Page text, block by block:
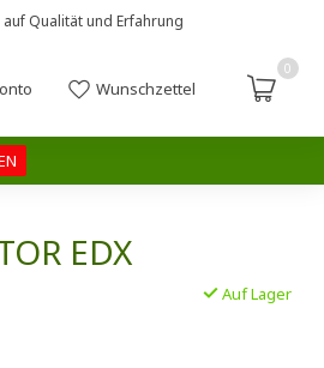
auf Qualität und Erfahrung
Wunschzettel
0
EDX
Auf Lager